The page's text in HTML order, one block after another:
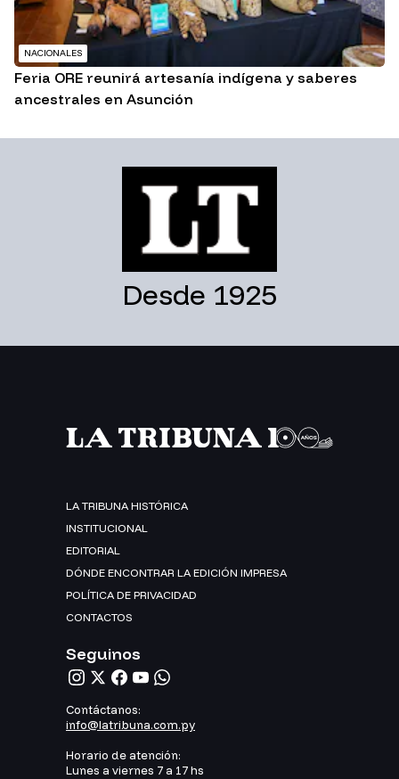
NACIONALES
Feria ORE reunirá artesanía indígena y saberes
ancestrales en Asunción
Desde 1925
LA TRIBUNA HISTÓRICA
INSTITUCIONAL
EDITORIAL
DÓNDE ENCONTRAR LA EDICIÓN IMPRESA
POLÍTICA DE PRIVACIDAD
CONTACTOS
Seguinos
Contáctanos:
info@latribuna.com.py
Horario de atención:
Lunes a viernes 7 a 17 hs